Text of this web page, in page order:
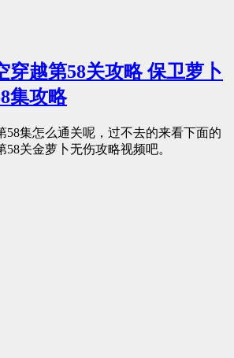
穿越第58关攻略 保卫萝卜
集攻略
58集怎么通关呢，过不去的来看下面的
关金萝卜无伤攻略视频吧。